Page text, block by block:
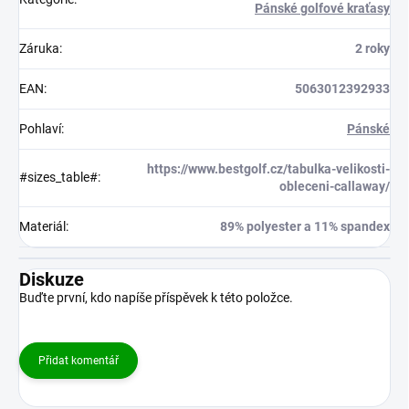
Pánské golfové kraťasy
Záruka: 2 roky
EAN: 5063012392933
Pohlaví: Pánské
#sizes_table#:
https://www.bestgolf.cz/tabulka-velikosti-
obleceni-callaway/
Materiál : 89% polyester a 11% spandex
Diskuze
Buďte první, kdo napíše příspěvek k této položce.
Přidat komentář